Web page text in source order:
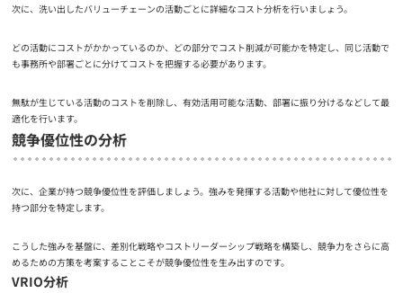
次に、洗い出したバリューチェーンの活動ごとに詳細なコスト分析を行いましょう。
どの活動にコストがかかっているのか、どの部分でコスト削減が可能かを特定し、同じ活動で
も事務所や部署ごとに分けてコストを把握する必要があります。
無駄が生じている活動のコストを削除し、有効活用可能な活動、部署に振り分けるなどして最
適化を行います。
競争優位性の分析
次に、企業が持つ競争優位性を評価しましょう。強みを発揮する活動や他社に対して優位性を
持つ部分を特定します。
こうした強みを基盤に、差別化戦略やコストリーダーシップ戦略を構築し、競争力をさらに高
めるための方策を考案することこそが競争優位性を生み出すのです。
VRIO分析